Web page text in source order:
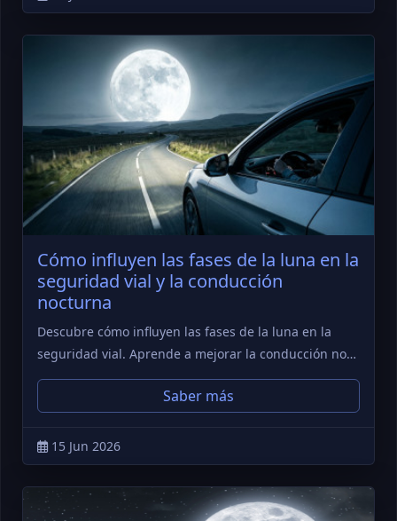
Cómo influyen las fases de la luna en la
seguridad vial y la conducción
nocturna
Descubre cómo influyen las fases de la luna en la
seguridad vial. Aprende a mejorar la conducción no…
Saber más
15 Jun 2026